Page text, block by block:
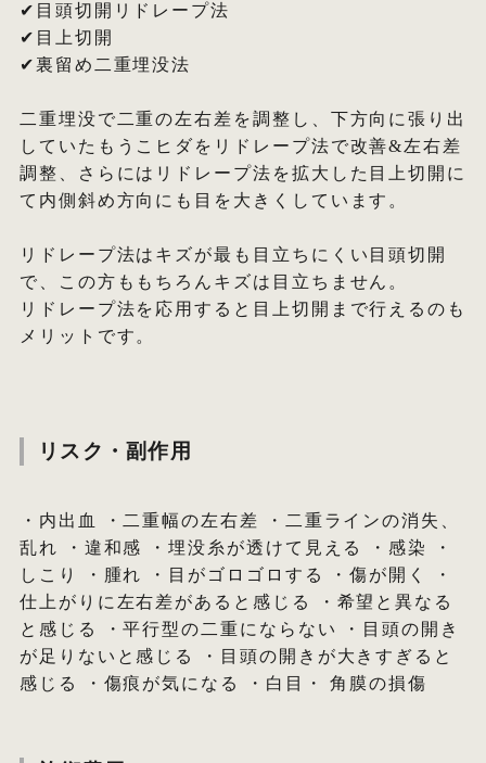
✔︎目頭切開リドレープ法
✔︎目上切開
✔︎裏留め二重埋没法
二重埋没で二重の左右差を調整し、下方向に張り出
していたもうこヒダをリドレープ法で改善&左右差
調整、さらにはリドレープ法を拡大した目上切開に
て内側斜め方向にも目を大きくしています。
リドレープ法はキズが最も目立ちにくい目頭切開
で、この方ももちろんキズは目立ちません。
リドレープ法を応用すると目上切開まで行えるのも
メリットです。
リスク・副作用
・内出血 ・二重幅の左右差 ・二重ラインの消失、
乱れ ・違和感 ・埋没糸が透けて見える ・感染 ・
しこり ・腫れ ・目がゴロゴロする ・傷が開く ・
仕上がりに左右差があると感じる ・希望と異なる
と感じる ・平行型の二重にならない ・目頭の開き
が足りないと感じる ・目頭の開きが大きすぎると
感じる ・傷痕が気になる ・白目・ 角膜の損傷